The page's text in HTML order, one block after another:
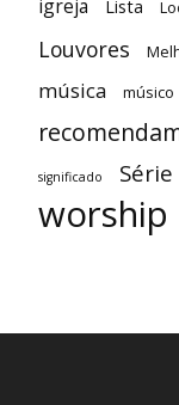
igreja Lista
Louvores
música músico
significado Série
worship